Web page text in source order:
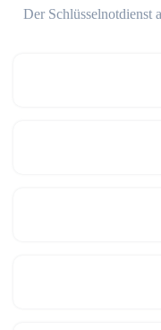
Der Schlüsselnotdienst